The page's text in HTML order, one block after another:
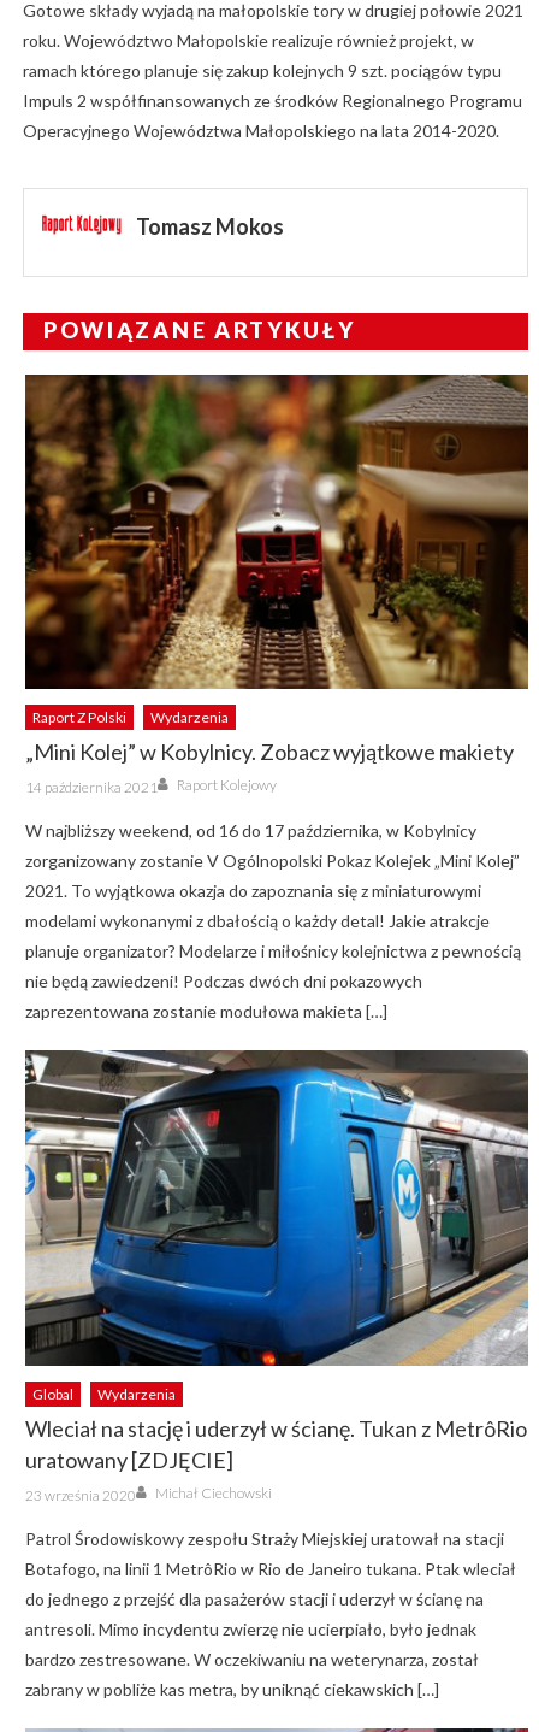
Gotowe składy wyjadą na małopolskie tory w drugiej połowie 2021
roku. Województwo Małopolskie realizuje również projekt, w
ramach którego planuje się zakup kolejnych 9 szt. pociągów typu
Impuls 2 współfinansowanych ze środków Regionalnego Programu
Operacyjnego Województwa Małopolskiego na lata 2014-2020.
Tomasz Mokos
POWIĄZANE ARTYKUŁY
Raport Z Polski Wydarzenia
„Mini Kolej” w Kobylnicy. Zobacz wyjątkowe makiety
Posted
on
14 października 2021 Author
Raport Kolejowy
W najbliższy weekend, od 16 do 17 października, w Kobylnicy
zorganizowany zostanie V Ogólnopolski Pokaz Kolejek „Mini Kolej”
2021. To wyjątkowa okazja do zapoznania się z miniaturowymi
modelami wykonanymi z dbałością o każdy detal! Jakie atrakcje
planuje organizator? Modelarze i miłośnicy kolejnictwa z pewnością
nie będą zawiedzeni! Podczas dwóch dni pokazowych
zaprezentowana zostanie modułowa makieta […]
Global Wydarzenia
Wleciał na stację i uderzył w ścianę. Tukan z MetrôRio
uratowany [ZDJĘCIE]
Posted
on
23 września 2020 Author
Michał Ciechowski
Patrol Środowiskowy zespołu Straży Miejskiej uratował na stacji
Botafogo, na linii 1 MetrôRio w Rio de Janeiro tukana. Ptak wleciał
do jednego z przejść dla pasażerów stacji i uderzył w ścianę na
antresoli. Mimo incydentu zwierzę nie ucierpiało, było jednak
bardzo zestresowane. W oczekiwaniu na weterynarza, został
zabrany w pobliże kas metra, by uniknąć ciekawskich […]